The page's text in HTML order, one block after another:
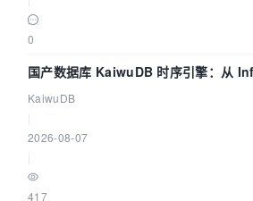
0
国产数据库 KaiwuDB 时序引擎：从
KaiwuDB
2026-08-07
417